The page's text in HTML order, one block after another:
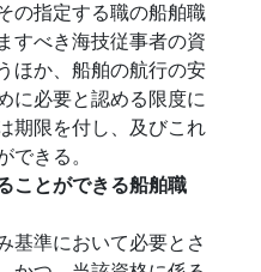
の指定する職の船舶職
すべき海技従事者の資
ほか、船舶の航行の安
に必要と認める限度に
期限を付し、及びこれ
できる。
ことができる船舶職
基準において必要とさ